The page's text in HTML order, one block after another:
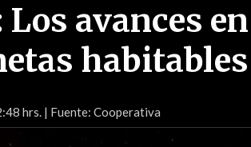
avances
habitables
hrs. | Fuente: Cooperativa